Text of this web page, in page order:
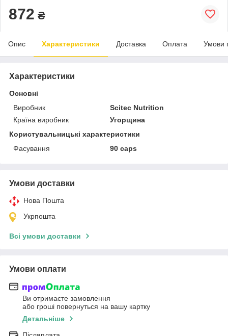
872 ₴
Опис Характеристики Доставка Оплата Умови
Характеристики
Основні
Виробник
Scitec Nutrition
Країна виробник
Угорщина
Користувальницькі характеристики
Фасування
90 caps
Умови доставки
Нова Пошта
Укрпошта
Всі умови доставки
Умови оплати
Ви отримаєте замовлення
або гроші повернуться на вашу картку
Детальніше